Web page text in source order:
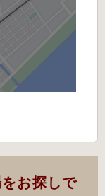
お探しで